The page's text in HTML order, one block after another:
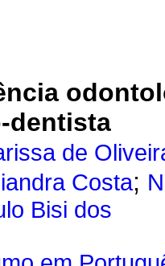
dentista
de
Costa;
Bisi dos